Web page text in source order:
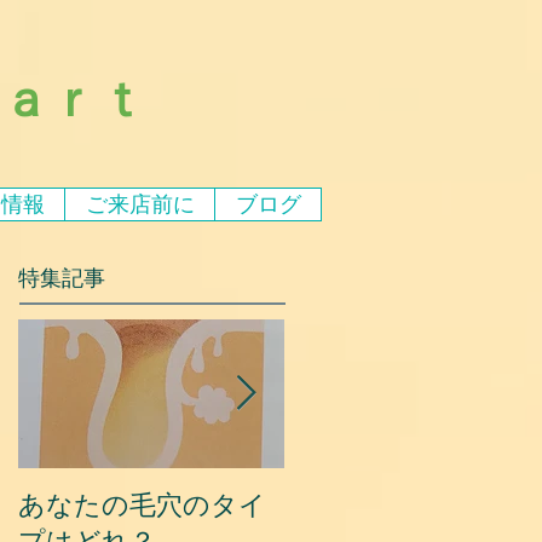
ｒｔ
報 ご来店前に ブログ
特集記事
あなたの毛穴のタイ